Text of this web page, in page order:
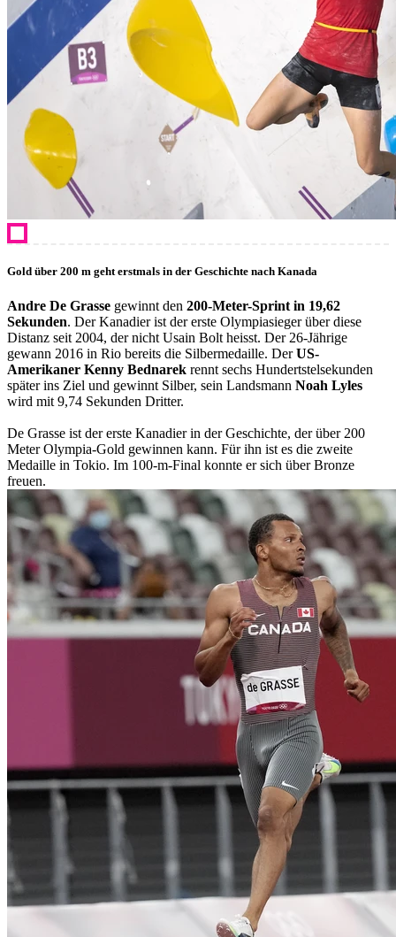
Gold über 200 m geht erstmals in der Geschichte nach Kanada
Andre De Grasse gewinnt den 200-Meter-Sprint in 19,62
Sekunden. Der Kanadier ist der erste Olympiasieger über diese
Distanz seit 2004, der nicht Usain Bolt heisst. Der 26-Jährige
gewann 2016 in Rio bereits die Silbermedaille. DerUS-
Amerikaner Kenny Bednarek rennt sechs Hundertstelsekunden
später ins Ziel und gewinnt Silber, sein Landsmann Noah Lyles
wird mit 9,74 Sekunden Dritter.
De Grasse ist der erste Kanadier in der Geschichte, der über 200
Meter Olympia-Gold gewinnen kann. Für ihn ist es die zweite
Medaille in Tokio. Im 100-m-Final konnte er sich über Bronze
freuen.